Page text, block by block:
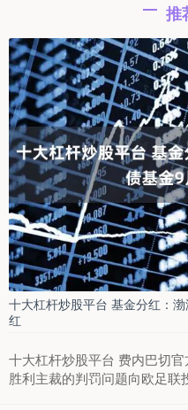
推
十大杠杆炒股平台 基金分红：
红
十大杠杆炒股平台 费内巴切
胜利主裁的判罚问题向欧足联